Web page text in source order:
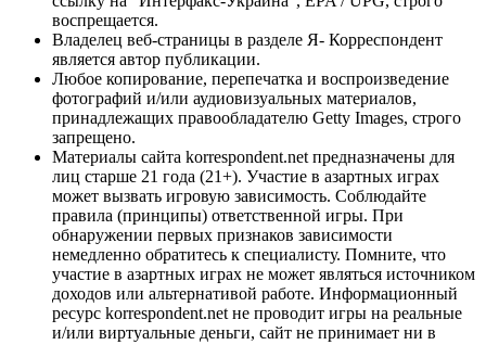
воспрещается.
Владелец веб-страницы в разделе Я- Корреспондент
является автор публикации.
Любое копирование, перепечатка и воспроизведение
фотографий и/или аудиовизуальных материалов,
принадлежащих правообладателю Getty Images, строго
запрещено.
Материалы сайта korrespondent.net предназначены для
лиц старше 21 года (21+). Участие в азартных играх
может вызвать игровую зависимость. Соблюдайте
правила (принципы) ответственной игры. При
обнаружении первых признаков зависимости
немедленно обратитесь к специалисту. Помните, что
участие в азартных играх не может являться источником
доходов или альтернативой работе. Информационный
ресурс korrespondent.net не проводит игры на реальные
и/или виртуальные деньги, сайт не принимает ни в